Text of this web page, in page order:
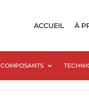
ACCUEIL À
COMPOSANTS